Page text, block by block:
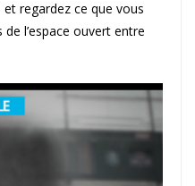
regardez ce que vous
l’espace ouvert entre